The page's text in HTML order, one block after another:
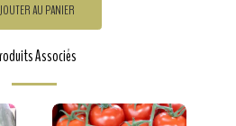
AU PANIER
Associés